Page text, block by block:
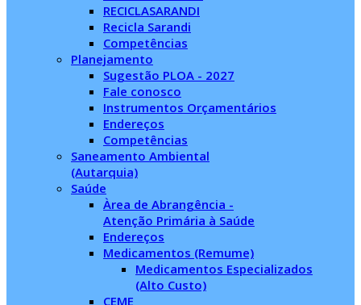
RECICLASARANDI
Recicla Sarandi
Competências
Planejamento
Sugestão PLOA - 2027
Fale conosco
Instrumentos Orçamentários
Endereços
Competências
Saneamento Ambiental
(Autarquia)
Saúde
Àrea de Abrangência -
Atenção Primária à Saúde
Endereços
Medicamentos (Remume)
Medicamentos Especializados
(Alto Custo)
CEME